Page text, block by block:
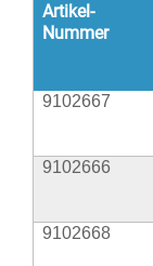
Artikel-
Nummer
9102667
9102666
9102668